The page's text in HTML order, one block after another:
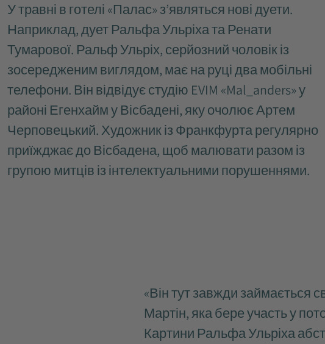
У травні в готелі «Палас» з’являться нові дуети.
Наприклад, дует Ральфа Ульріха та Ренати
Тумарової. Ральф Ульріх, серйозний чоловік із
зосередженим виглядом, має на руці два мобільні
телефони. Він відвідує студію EVIM «Mal_anders» у
районі Егенхайм у Вісбадені, яку очолює Артем
Черповецький. Художник із Франкфурта регулярно
приїжджає до Вісбадена, щоб малювати разом із
групою митців із інтелектуальними порушеннями.
«Він тут завжди займається
Мартін, яка бере участь у
Картини Ральфа Ульріха